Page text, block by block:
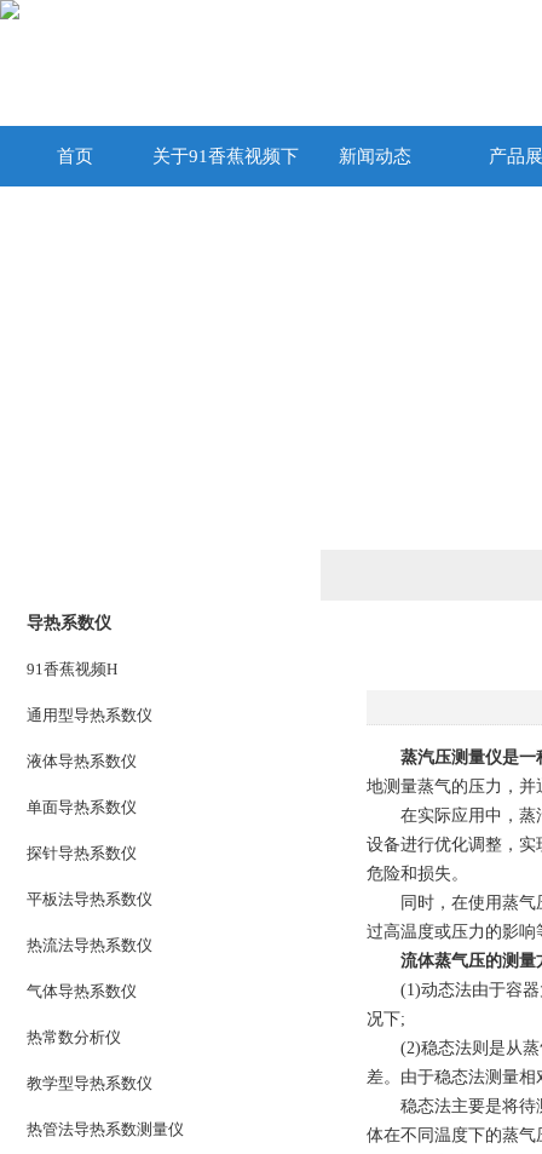
首页 关于91香蕉视频下 新闻动态 产品
导热系数仪
91香蕉视频H
通用型导热系数仪
液体导热系数仪
单面导热系数仪
探针导热系数仪
平板法导热系数仪
热流法导热系数仪
气体导热系数仪
热常数分析仪
教学型导热系数仪
热管法导热系数测量仪
蒸汽压测量仪是一种
地测量蒸气的压力，
在实际应用中，蒸
设备进行优化调整
危险和损失。
同时，在使用蒸气压
过高温度或压力的影响等
流体蒸气压的测量方
(1)动态法由于容器大
况下;
(2)稳态法则是从蒸气压
差。由于稳态法测量
稳态法主要是将待测物
体在不同温度下的蒸气压